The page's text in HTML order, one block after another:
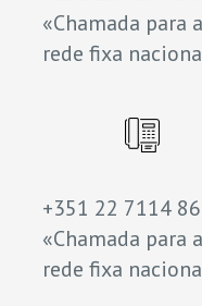
«Chamada para a
rede fixa
+351 22 7114
«Chamada para a
rede fixa